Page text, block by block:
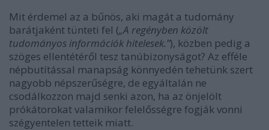
Mit érdemel az a bűnös, aki magát a tudomány
barátjaként tünteti fel („A regényben közölt
tudományos információk hitelesek.”), közben pedig a
szöges ellentétéről tesz tanúbizonyságot? Az efféle
népbutítással manapság könnyedén tehetünk szert
nagyobb népszerűségre, de egyáltalán ne
csodálkozzon majd senki azon, ha az önjelölt
prókátorokat valamikor felelősségre fogják vonni
szégyentelen tetteik miatt.